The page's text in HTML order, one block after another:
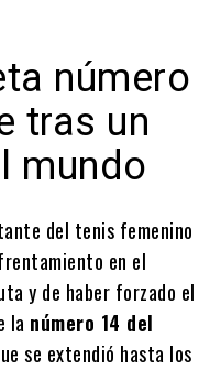
número
tras un
mundo
del tenis femenino
en el
y de haber forzado el
la número 14 del
se extendió hasta los